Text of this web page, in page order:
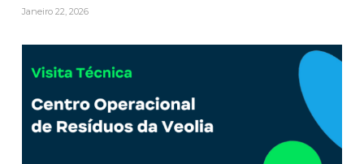
Janeiro 22, 2026